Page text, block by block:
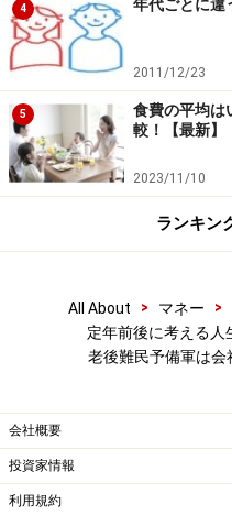
い。
本記事の内容は一般的な情報
商品や投資行動を推奨するも
投資や資産運用に関する最終
行ってください。
掲載情報の正確性・完全性に
が、その内容を保証するもの
などについて当社は一切の責
最新の情報や詳細については
の公式情報をご確認ください。
※抽選で20名にAmazonギ
※謝礼付きの限定アンケー
4 年代ごとに違
2011/12/23
5
食費の平均は
較！【最新】
2023/11/10
ランキン
All About > マネー >
定年前後に考える人
老後難民予備軍は会
会社概要
投資家情報
利用規約